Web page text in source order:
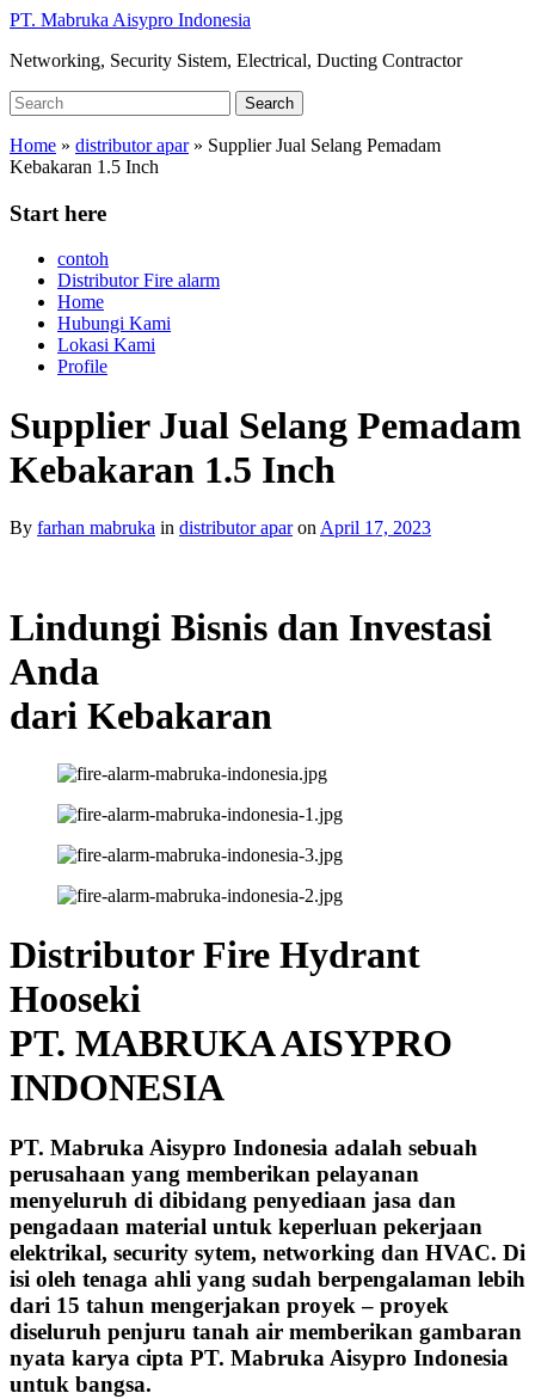
Skip
main
PT. Mabruka Aisypro Indonesia
Networking, Security Sistem, Electrical, Ducting Contractor
Search
for:
Search
Home » distributor apar» Supplier Jual Selang Pemadam
Kebakaran 1.5 Inch
Start here
contoh
Distributor Fire alarm
Home
Hubungi Kami
Lokasi Kami
Profile
Supplier Jual Selang Pemadam
Kebakaran 1.5 Inch
By farhan mabruka in distributor aparon April 17, 2023
Lindungi Bisnis dan Investasi
Anda
dari Kebakaran
Distributor Fire Hydrant
Hooseki
PT. MABRUKA AISYPRO
INDONESIA
PT. Mabruka Aisypro Indonesia adalah sebuah
perusahaan yang memberikan pelayanan
menyeluruh di dibidang penyediaan jasa dan
pengadaan material untuk keperluan pekerjaan
elektrikal, security sytem, networking dan HVAC. Di
isi oleh tenaga ahli yang sudah berpengalaman lebih
dari 15 tahun mengerjakan proyek – proyek
diseluruh penjuru tanah air memberikan gambaran
nyata karya cipta PT. Mabruka Aisypro Indonesia
untuk bangsa.